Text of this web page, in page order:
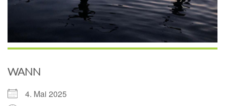
WANN
4. Mai 2025